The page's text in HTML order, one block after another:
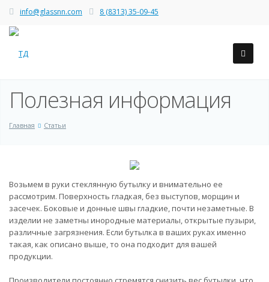
info@glassnn.com 8 (8313) 35-09-45
Полезная информация
Главная Статьи
Возьмем в руки стеклянную бутылку и внимательно ее
рассмотрим. Поверхность гладкая, без выступов, морщин и
засечек. Боковые и донные швы гладкие, почти незаметные. В
изделии не заметны инородные материалы, открытые пузыри,
различные загрязнения. Если бутылка в ваших руках именно
такая, как описано выше, то она подходит для вашей
продукции.